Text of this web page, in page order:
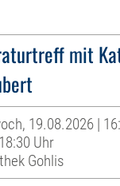
mit
19.08.2026 |
Uhr
Gohlis